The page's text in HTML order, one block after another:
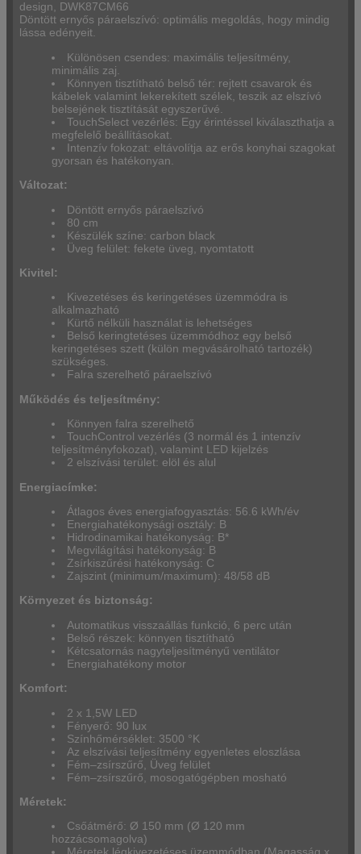
design, DWK87CM66
Döntött ernyős páraelszívó: optimális megoldás, hogy mindig
lássa edényeit.
Különösen csendes: maximális teljesítmény,
minimális zaj.
Könnyen tisztítható belső tér: rejtett csavarok és
kábelek valamint lekerekített szélek, teszik az elszívó
belsejének tisztítását egyszerűvé.
TouchSelect vezérlés: Egy érintéssel kiválaszthatja a
megfelelő beállításokat.
Intenzív fokozat: eltávolítja az erős konyhai szagokat
gyorsan és hatékonyan.
Változat:
Döntött ernyős páraelszívó
80 cm
Készülék színe: carbon black
Üveg felület: fekete üveg, nyomtatott
Kivitel:
Kivezetéses és keringetéses üzemmódra is
alkalmazható
Kürtő nélküli használat is lehetséges
Belső keringtetéses üzemmódhoz egy belső
keringetéses szett (külön megvásárolható tartozék)
szükséges.
Falra szerelhető páraelszívó
Működés és teljesítmény:
Könnyen falra szerelhető
TouchControl vezérlés (3 normál és 1 intenzív
teljesítményfokozat), valamint LED kijelzés
2 elszívási terület: elöl és alul
Energiacímke:
Átlagos éves energiafogyasztás: 56.6 kWh/év
Energiahatékonysági osztály: B
Hidrodinamikai hatékonyság: B*
Megvilágítási hatékonyság: B
Zsírkiszűrési hatékonyság: C
Zajszint (minimum/maximum): 48/58 dB
Környezet és biztonság:
Automatikus visszaállás funkció, 6 perc után
Belső részek: könnyen tisztítható
Kétcsatornás nagyteljesítményű ventilátor
Energiahatékony motor
Komfort:
2 x 1,5W LED
Fényerő: 90 lux
Színhőmérséklet: 3500 °K
Az elszívási teljesítmény egyenletes eloszlása
Fém–zsírszűrő, Üveg felület
Fém–zsírszűrő, mosogatógépben mosható
Méretek:
Csőátmérő: Ø 150 mm (Ø 120 mm
hozzácsomagolva)